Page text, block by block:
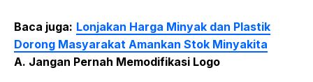
Baca juga: Lonjakan Harga Minyak dan Plastik
Dorong Masyarakat Amankan Stok Minyakita
A. Jangan Pernah Memodifikasi Logo